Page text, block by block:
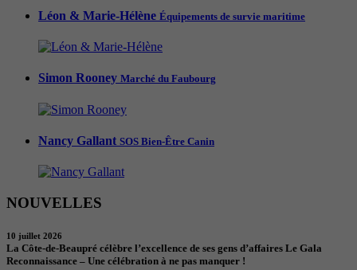
Léon & Marie-Hélène Équipements de survie maritime
Simon Rooney Marché du Faubourg
Nancy Gallant SOS Bien-Être Canin
NOUVELLES
10 juillet 2026
La Côte-de-Beaupré célèbre l’excellence de ses gens d’affaires Le Gala
Reconnaissance – Une célébration à ne pas manquer !